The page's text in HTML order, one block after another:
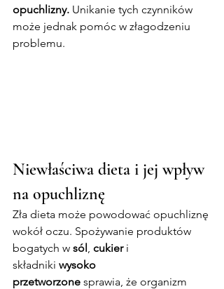
opuchlizny. Unikanie tych czynników
może jednak pomóc w złagodzeniu
problemu.
Niewłaściwa dieta i jej wpływ
na opuchliznę
Zła dieta może powodować opuchliznę
wokół oczu. Spożywanie produktów
bogatych w sól cukier i
składniki wysoko
przetworzone sprawia, że organizm